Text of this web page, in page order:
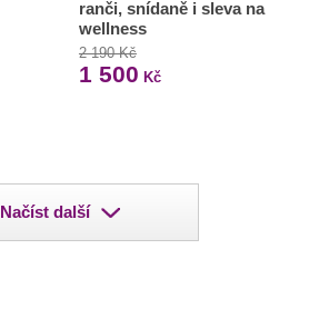
ranči, snídaně i sleva na
wellness
2 190 Kč
1 500 Kč
Načíst další